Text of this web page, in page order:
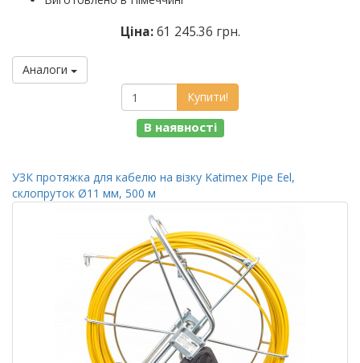
Ціна: 61 245.36 грн.
Аналоги
Купити!
В наявності
УЗК протяжка для кабелю на візку Katimex Pipe Eel,
склопруток Ø11 мм, 500 м